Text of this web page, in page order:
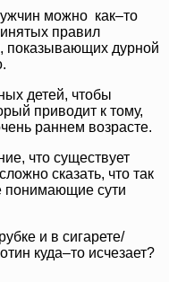
можно как–то
правил
показывающих дурной
детей, чтобы
приводит к тому,
раннем возрасте.
что существует
сказать, что так
понимающие сути
и в сигарете/
куда–то исчезает?